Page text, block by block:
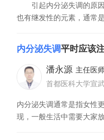
引起内分泌失调的原因
也有继发性的元素，通常
调，对于激素生产过多，
分泌腺的肿瘤，伴随内分
基因缺陷或者外源性的激
内分泌失调平时应该
潘永源 主任医
首都医科大学宣
内分泌失调通常是指女性
现，一般生活中需要大家